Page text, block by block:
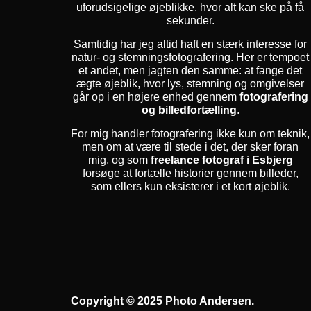
uforudsigelige øjeblikke, hvor alt kan ske på få
sekunder.
Samtidig har jeg altid haft en stærk interesse for
natur- og stemningsfotografering. Her er tempoet
et andet, men jagten den samme: at fange det
ægte øjeblik, hvor lys, stemning og omgivelser
går op i en højere enhed gennem fotografering
og billedfortælling.
For mig handler fotografering ikke kun om teknik,
men om at være til stede i det, der sker foran
mig, og som freelance fotograf i Esbjerg
forsøge at fortælle historier gennem billeder,
som ellers kun eksisterer i et kort øjeblik.
Copyright © 2025 Photo Andersen.